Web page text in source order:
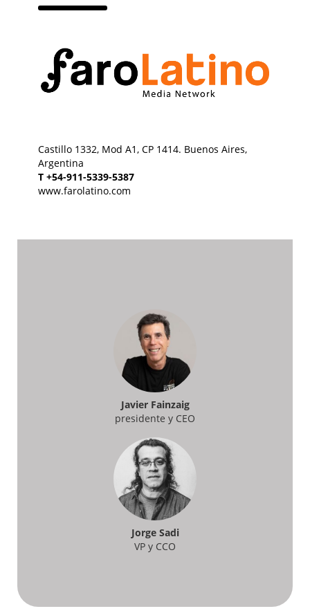
Castillo 1332, Mod A1, CP 1414. Buenos Aires,
Argentina
T +54-911-5339-5387
www.farolatino.com
Javier Fainzaig
presidente y CEO
Jorge Sadi
VP y CCO